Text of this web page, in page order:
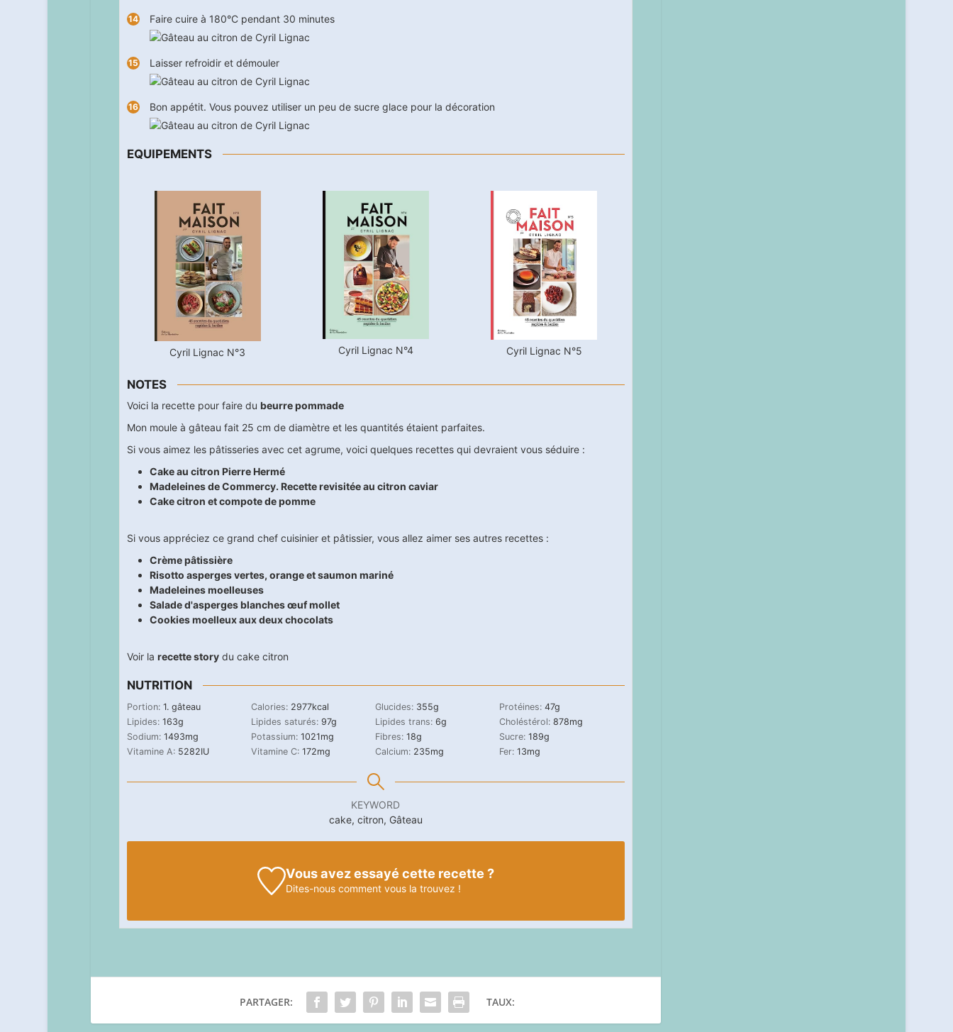
Faire cuire à 180°C pendant 30 minutes
Laisser refroidir et démouler
Bon appétit. Vous pouvez utiliser un peu de sucre glace pour la décoration
EQUIPEMENTS
Cyril Lignac N°3 Cyril Lignac N°4 Cyril Lignac N°5
NOTES
Voici la recette pour faire du beurre pommade
Mon moule à gâteau fait 25 cm de diamètre et les quantités étaient parfaites.
Si vous aimez les pâtisseries avec cet agrume, voici quelques recettes qui devraient vous séduire :
Cake au citron Pierre Hermé
Madeleines de Commercy. Recette revisitée au citron caviar
Cake citron et compote de pomme
Si vous appréciez ce grand chef cuisinier et pâtissier, vous allez aimer ses autres recettes :
Crème pâtissière
Risotto asperges vertes, orange et saumon mariné
Madeleines moelleuses
Salade d'asperges blanches œuf mollet
Cookies moelleux aux deux chocolats
Voir la recette storydu cake citron
NUTRITION
Portion: 1. gâteau Calories: 2977kcal Glucides: 355g Protéines: 47g
Lipides: 163g Lipides saturés: 97g Lipides trans: 6g Choléstérol: 878mg
Sodium: 1493mg Potassium: 1021mg Fibres: 18g Sucre: 189g
Vitamine A: 5282IU Vitamine C: 172mg Calcium: 235mg Fer: 13mg
KEYWORD
cake, citron, Gâteau
Vous avez essayé cette recette ?
Dites-nouscomment vous la trouvez !
PARTAGER: TAUX: